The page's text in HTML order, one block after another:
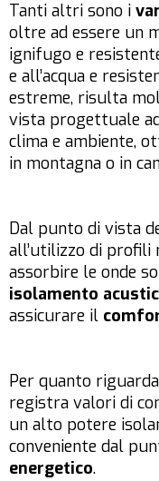
Tanti altri sono i
oltre ad essere un
ignifugo e
e all’acqua e
estreme, risulta
vista progettuale
clima e ambiente,
in montagna o in
Dal punto di vista
all’utilizzo di profili
assorbire le onde
isolamento
assicurare il
Per quanto
registra valori di
un alto potere
conveniente dal
energetico.